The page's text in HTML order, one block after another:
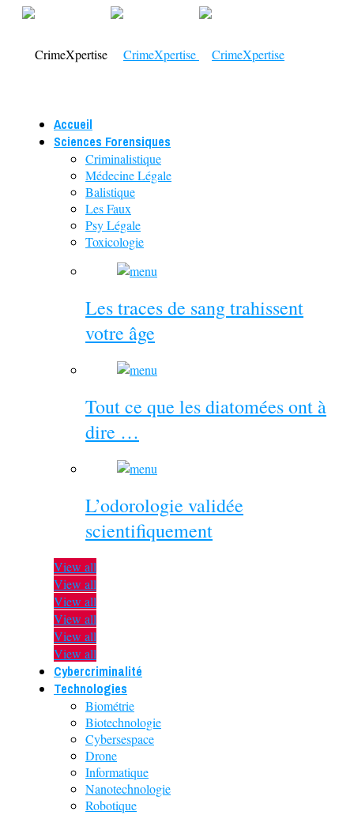
Accueil
Sciences Forensiques
Criminalistique
Médecine Légale
Balistique
Les Faux
Psy Légale
Toxicologie
Les traces de sang trahissent
votre âge
Tout ce que les diatomées ont à
dire …
L’odorologie validée
scientifiquement
View all
View all
View all
View all
View all
View all
Cybercriminalité
Technologies
Biométrie
Biotechnologie
Cybersespace
Drone
Informatique
Nanotechnologie
Robotique